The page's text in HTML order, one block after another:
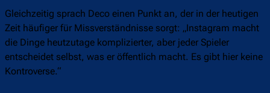
Für den Sportdirektor war klar: das sei Sache des Spielers
selbst. „Das muss er erklären. Spieler sind frei, zu sagen, was
sie wollen.“
Gleichzeitig sprach Deco einen Punkt an, der in der heutigen